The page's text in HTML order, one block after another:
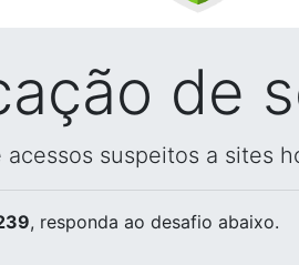
de
suspeitos a sites
, responda ao desafio abaixo.